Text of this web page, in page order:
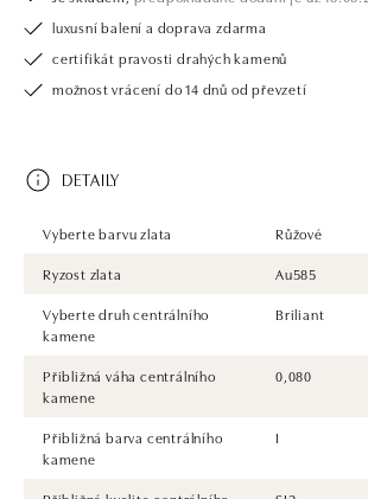
luxusní balení a doprava zdarma
certifikát pravosti drahých kamenů
možnost vrácení do 14 dnů od převzetí
DETAILY
Vyberte barvu zlata
Růžové
Ryzost zlata
Au585
Vyberte druh centrálního
kamene
Briliant
Přibližná váha centrálního
kamene
0,080
Přibližná barva centrálního
kamene
I